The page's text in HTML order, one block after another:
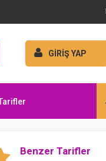
GİRİŞ YAP
Benzer Tarifler